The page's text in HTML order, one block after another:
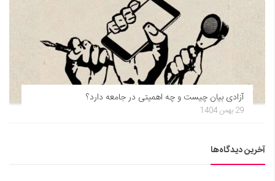
آزادی بیان چیست و چه اهمیتی در جامعه دارد؟
29 بهمن 1404
آخرین دیدگاه‌ها